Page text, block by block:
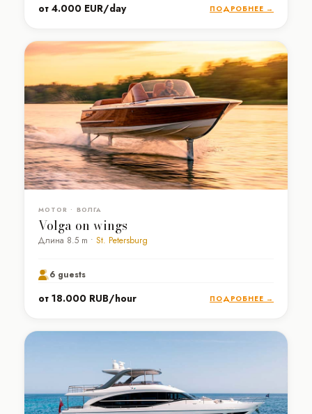
от 4.000 EUR/day ПОДРОБНЕЕ →
MOTOR • ВОЛГА
Volga on wings
Длина 8.5 m • St. Petersburg
6 guests
от 18.000 RUB/hour ПОДРОБНЕЕ →